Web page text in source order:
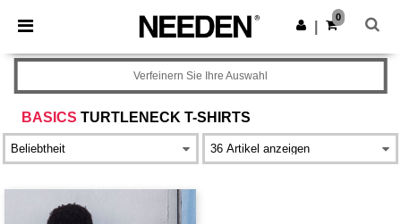
× Needen App
Bessere Preise in der App!
App holen
0
BASICS TURTLENECK T-SHIRTS
Verfeinern Sie Ihre Auswahl